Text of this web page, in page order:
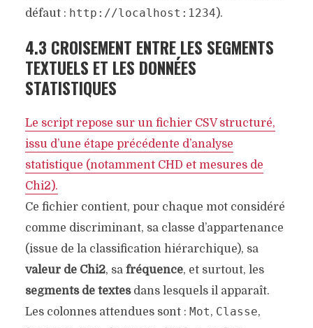
défaut : http://localhost:1234 ).
4.3 CROISEMENT ENTRE LES SEGMENTS
TEXTUELS ET LES DONNÉES
STATISTIQUES
Le script repose sur un fichier CSV structuré,
issu d’une étape précédente d’analyse
statistique (notamment CHD et mesures de
Chi2).
Ce fichier contient, pour chaque mot considéré
comme discriminant, sa classe d’appartenance
(issue de la classification hiérarchique), sa
valeur de Chi2, sa fréquence, et surtout, les
segments de textesdans lesquels il apparaît.
Les colonnes attendues sont : Mot, Classe,